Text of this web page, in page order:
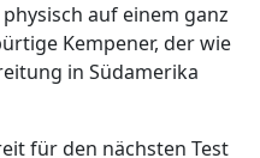
auf einem ganz
Kempener, der wie
in Südamerika
für den nächsten Test